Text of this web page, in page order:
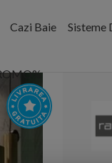
Cazi Baie Sisteme